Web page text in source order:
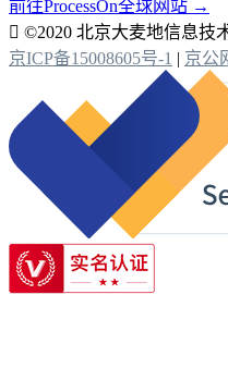
前往ProcessOn全球网站 →
 ©2020 北京大麦地信息技
京ICP备15008605号-1 | 京公